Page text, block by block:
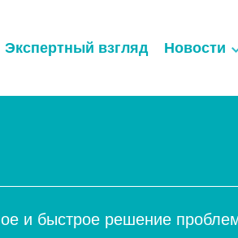
Экспертный взгляд Новости
и быстрое решение